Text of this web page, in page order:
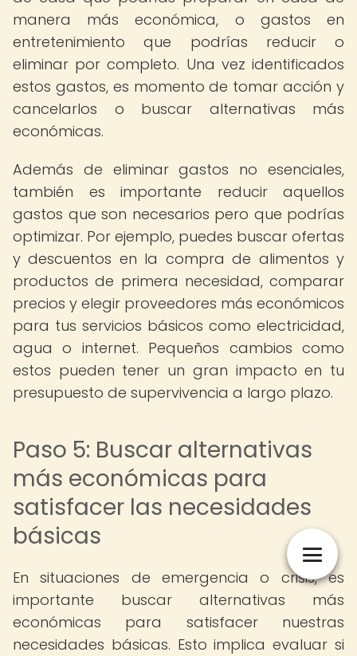
manera más económica, o gastos en
entretenimiento que podrías reducir o
eliminar por completo. Una vez identificados
estos gastos, es momento de tomar acción y
cancelarlos o buscar alternativas más
económicas.
Además de eliminar gastos no esenciales,
también es importante reducir aquellos
gastos que son necesarios pero que podrías
optimizar. Por ejemplo, puedes buscar ofertas
y descuentos en la compra de alimentos y
productos de primera necesidad, comparar
precios y elegir proveedores más económicos
para tus servicios básicos como electricidad,
agua o internet. Pequeños cambios como
estos pueden tener un gran impacto en tu
presupuesto de supervivencia a largo plazo.
Paso 5: Buscar alternativas
más económicas para
satisfacer las necesidades
básicas
En situaciones de emergencia o crisis, es
importante buscar alternativas más
económicas para satisfacer nuestras
necesidades básicas. Esto implica evaluar si